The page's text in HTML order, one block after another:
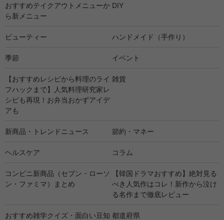
おすすめテイクアウトメニューか
ら新メニュー
DIY
ビューティー ハンドメイド（手作り）
季節 イベント
【おすすめレシピから料理のライ
フハックまで】人気料理研究家レ
シピも再現！お弁当おかずアイデ
アも
雑貨
新商品・トレンドニュース 節約・マネー
ヘルスケア コラム
コンビニ新商品（セブン・ローソ
ン・ファミマ）まとめ
【韓国ドラマおすすめ】絶対見る
べき人気作はコレ！新作から泣け
る名作まで徹底レビュー
おすすめ雑学クイズ・面白い豆知 都道府県